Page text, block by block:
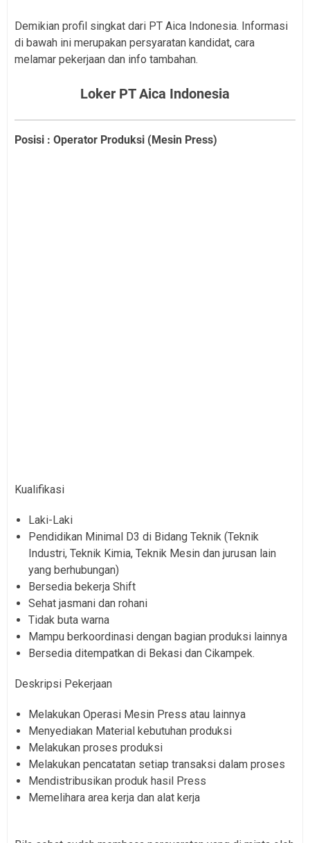
Demikian profil singkat dari PT Aica Indonesia. Informasi
di bawah ini merupakan persyaratan kandidat, cara
melamar pekerjaan dan info tambahan.
Loker PT Aica Indonesia
Posisi : Operator Produksi (Mesin Press)
Kualifikasi
Laki-Laki
Pendidikan Minimal D3 di Bidang Teknik (Teknik
Industri, Teknik Kimia, Teknik Mesin dan jurusan lain
yang berhubungan)
Bersedia bekerja Shift
Sehat jasmani dan rohani
Tidak buta warna
Mampu berkoordinasi dengan bagian produksi lainnya
Bersedia ditempatkan di Bekasi dan Cikampek.
Deskripsi Pekerjaan
Melakukan Operasi Mesin Press atau lainnya
Menyediakan Material kebutuhan produksi
Melakukan proses produksi
Melakukan pencatatan setiap transaksi dalam proses
Mendistribusikan produk hasil Press
Memelihara area kerja dan alat kerja